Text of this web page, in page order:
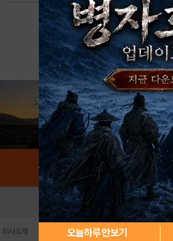
아이디 / 비밀번호 찾기
오늘하루 안보기
로그인 PC버전
회사소개 | 개인정보 처리방침